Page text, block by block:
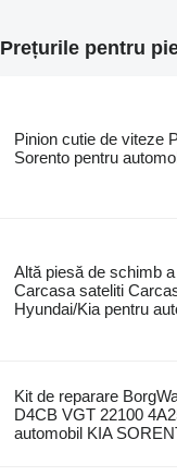
Prețurile pentru
Pinion cutie de viteze
Sorento pentru
Altă piesă de schimb
Carcasa sateliti
Hyundai/Kia pentru
Kit de reparare
D4CB VGT 22100
automobil KIA